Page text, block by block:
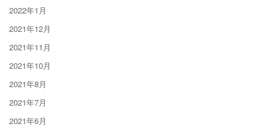
2022年1月
2021年12月
2021年11月
2021年10月
2021年8月
2021年7月
2021年6月